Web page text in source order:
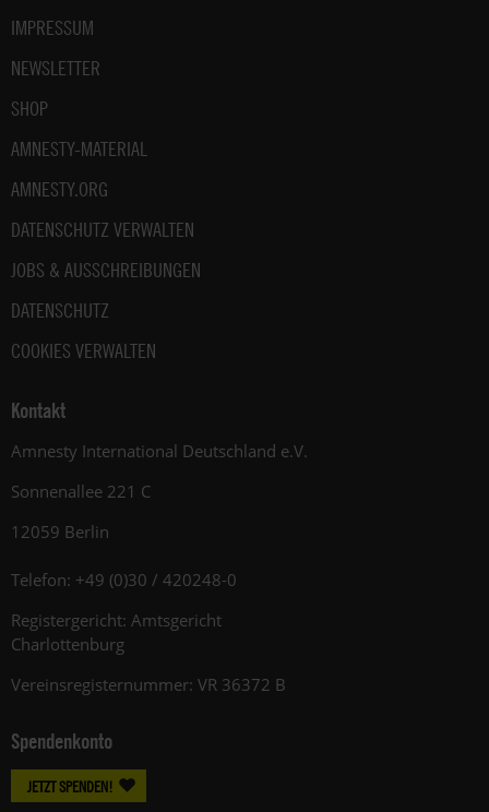
IMPRESSUM
NEWSLETTER
SHOP
AMNESTY-MATERIAL
AMNESTY.ORG
DATENSCHUTZ VERWALTEN
JOBS & AUSSCHREIBUNGEN
DATENSCHUTZ
COOKIES VERWALTEN
Kontakt
Amnesty International Deutschland e.V.
Sonnenallee 221 C
12059 Berlin
Telefon: +49 (0)30 / 420248-0
Registergericht: Amtsgericht
Charlottenburg
Vereinsregisternummer: VR 36372 B
Spendenkonto
JETZT SPENDEN!